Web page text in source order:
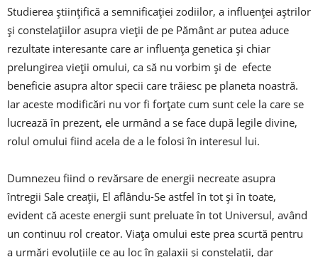
Studierea științifică a semnificației zodiilor, a influenței aștrilor
și constelațiilor asupra vieții de pe Pământ ar putea aduce
rezultate interesante care ar influența genetica și chiar
prelungirea vieții omului, ca să nu vorbim și de efecte
beneficie asupra altor specii care trăiesc pe planeta noastră.
Iar aceste modificări nu vor fi forțate cum sunt cele la care se
lucrează în prezent, ele urmând a se face după legile divine,
rolul omului fiind acela de a le folosi în interesul lui.
Dumnezeu fiind o revărsare de energii necreate asupra
întregii Sale creații, El aflându-Se astfel în tot și în toate,
evident că aceste energii sunt preluate în tot Universul, având
un continuu rol creator. Viața omului este prea scurtă pentru
a urmări evoluțiile ce au loc în galaxii și constelații, dar